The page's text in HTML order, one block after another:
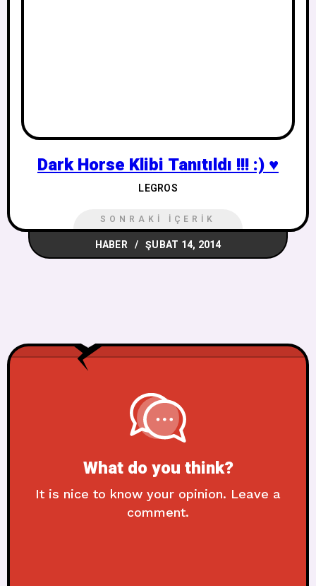
Dark Horse Klibi Tanıtıldı !!! :) ♥
LEGROS
SONRAKI İÇERIK
HABER ŞUBAT 14, 2014
What do you think?
It is nice to know your opinion. Leave a
comment.